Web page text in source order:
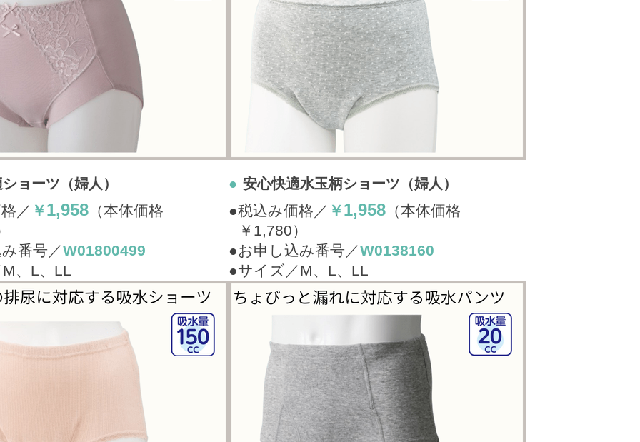
ョーツ（婦人）
／ ￥1,958 （本体価格
番号／W01800499
、L、LL
● 安心快適水玉柄ショーツ（婦人）
●税込み価格／ ￥1,958 （本体価格
￥1,780）
●お申し込み番号／W0138160
●サイズ／M、L、LL